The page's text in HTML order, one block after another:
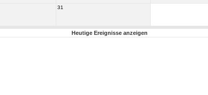
31
Heutige Ereignisse anzeigen